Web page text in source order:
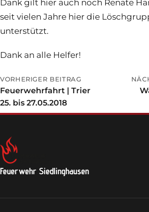
Dank gilt hier auch noch Renate
seit vielen Jahre hier die
unterstützt.
Dank an alle Helfer!
VORHERIGER BEITRAG
Feuerwehrfahrt | Trier
25. bis 27.05.2018
Feuerwehr Siedlinghausen